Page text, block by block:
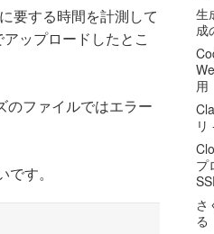
要する時間を計測して
ップロードしたとこ
のファイルではエラー
す。
生
成
用
プ
さ
る